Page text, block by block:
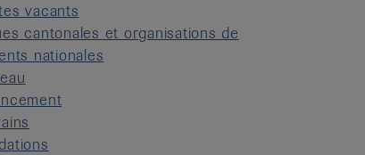
vacants
cantonales et organisations de
nationales